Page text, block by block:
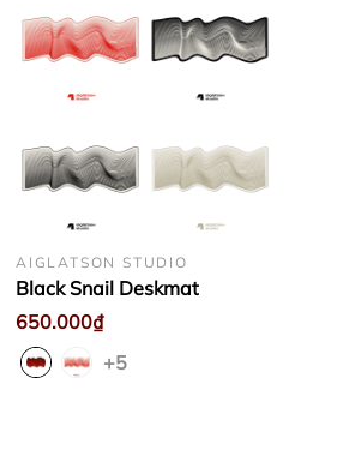
AIGLATSON STUDIO
Black Snail Deskmat
650.000₫
+5